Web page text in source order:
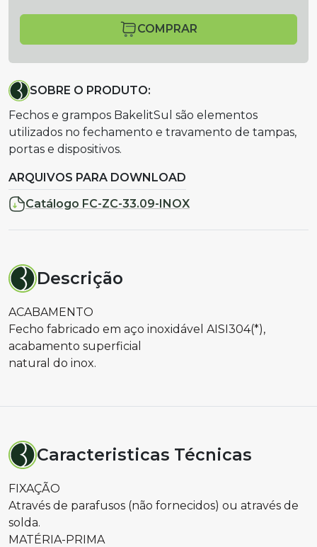
COMPRAR
SOBRE O PRODUTO:
Fechos e grampos BakelitSul são elementos
utilizados no fechamento e travamento de tampas,
portas e dispositivos.
ARQUIVOS PARA DOWNLOAD
Catálogo FC-ZC-33.09-INOX
Descrição
ACABAMENTO
Fecho fabricado em aço inoxidável AISI304(*),
acabamento superficial
natural do inox.
Caracteristicas Técnicas
FIXAÇÃO
Através de parafusos (não fornecidos) ou através de
solda.
MATÉRIA-PRIMA